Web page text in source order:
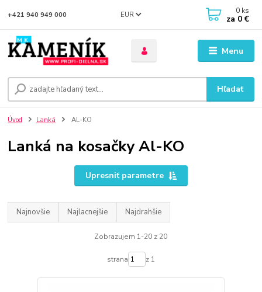
Menu
EUR
Hľadať
+421 940 949 000 0 ks
za 0 €
Úvod Lanká AL-KO
Lanká na kosačky Al-KO
Upresniť parametre
Najnovšie Najlacnejšie Najdrahšie
Zobrazujem 1-20 z 20
strana z 1